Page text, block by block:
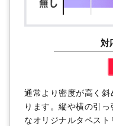
対
通常より密度が高く
ります。縦や横の引
なオリジナルタペスト